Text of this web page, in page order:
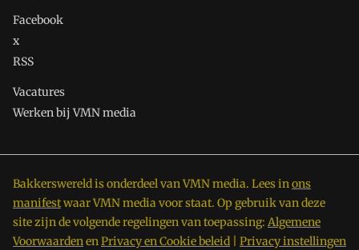
Facebook
x
RSS
Vacatures
Werken bij VMN media
Bakkerswereld is onderdeel van VMN media. Lees inons
manifestwaar VMN media voor staat. Op gebruik van deze
site zijn de volgende regelingen van toepassing: Algemene
VoorwaardenenPrivacy en Cookie beleid Privacy instellingen